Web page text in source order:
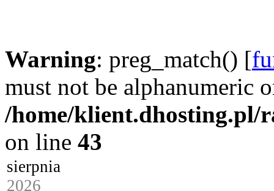
Warning: preg_match() [
must not be alphanumeric
/home/klient.dhosting.pl/
on line 43
sierpnia
2026